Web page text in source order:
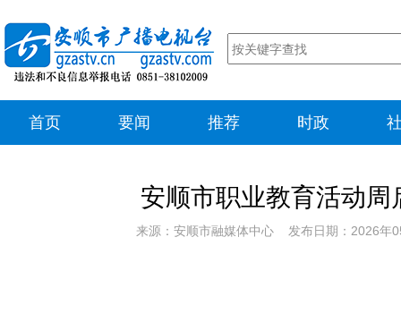
首页 要闻 推荐 时政
安顺市职业教育活动周
来源：安顺市融媒体中心 发布日期：2026年